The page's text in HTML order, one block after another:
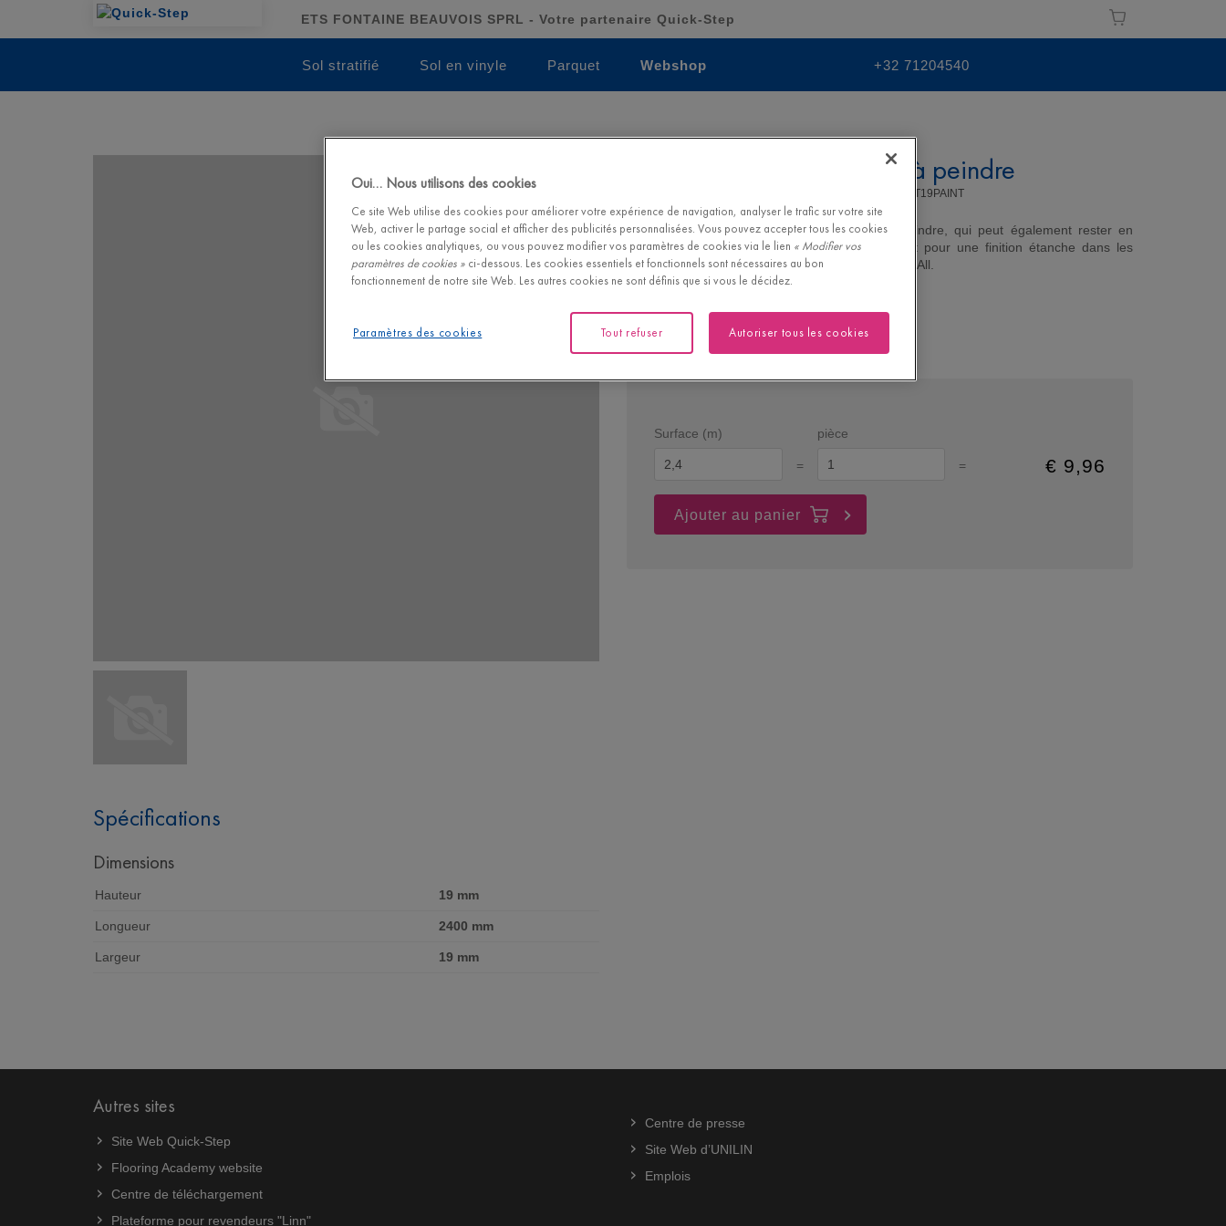
ETS FONTAINE BEAUVOIS SPRL - Votre partenaire Quick-Step
Sol stratifié Sol en vinyle Parquet Webshop +32 71204540
Moulure résistante à l'eau à peindre
QSHSCOT19PAINT
Moulure en polystyrène 100 % recyclable à peindre, qui peut également rester en
blanc. Utilisez la bande de mousse et l’Hydrokit pour une finition étanche dans les
pièces humides. Facile à poser avec la colle One4All.
4,15 €/m
Prix de détail recommandé (PDR)
Surface (m)
=
pièce
= € 9,96
Ajouter au panier
Spécifications
Dimensions
Hauteur 19 mm
Longueur 2400 mm
Largeur 19 mm
Autres sites
Site Web Quick-Step
Flooring Academy website
Centre de téléchargement
Plateforme pour revendeurs "Linn"
Centre de presse
Site Web d’UNILIN
Emplois
Oui… Nous utilisons des cookies
Ce site Web utilise des cookies pour améliorer votre expérience de navigation, analyser le trafic sur votre site
Web, activer le partage social et afficher des publicités personnalisées. Vous pouvez accepter tous les cookies
ou les cookies analytiques, ou vous pouvez modifier vos paramètres de cookies via le lien « Modifier vos
paramètres de cookies » ci-dessous. Les cookies essentiels et fonctionnels sont nécessaires au bon
fonctionnement de notre site Web. Les autres cookies ne sont définis que si vous le décidez.
Paramètres des cookies Tout refuser Autoriser tous les cookies